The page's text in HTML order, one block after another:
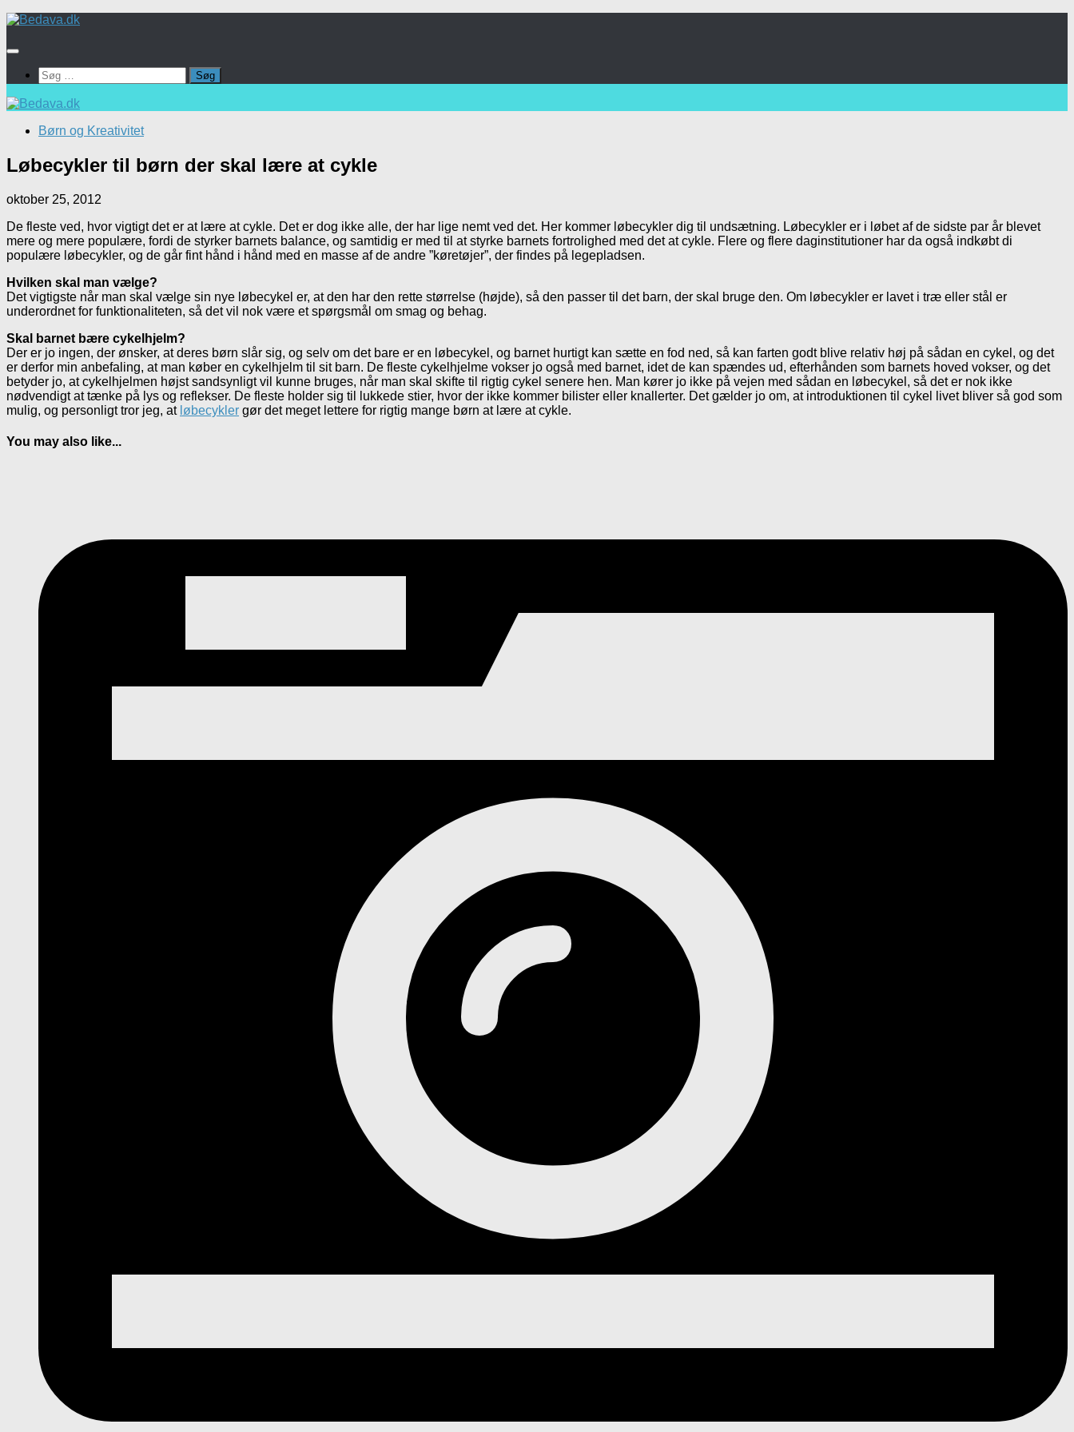
Skip
content
Søg
efter:
Børn og Kreativitet
Løbecykler til børn der skal lære at cykle
oktober 25, 2012
De fleste ved, hvor vigtigt det er at lære at cykle. Det er dog ikke alle, der har lige nemt ved det. Her kommer løbecykler dig til undsætning. Løbecykler er i løbet af de sidste par år blevet
mere og mere populære, fordi de styrker barnets balance, og samtidig er med til at styrke barnets fortrolighed med det at cykle. Flere og flere daginstitutioner har da også indkøbt di
populære løbecykler, og de går fint hånd i hånd med en masse af de andre ”køretøjer”, der findes på legepladsen.
Hvilken skal man vælge?
Det vigtigste når man skal vælge sin nye løbecykel er, at den har den rette størrelse (højde), så den passer til det barn, der skal bruge den. Om løbecykler er lavet i træ eller stål er
underordnet for funktionaliteten, så det vil nok være et spørgsmål om smag og behag.
Skal barnet bære cykelhjelm?
Der er jo ingen, der ønsker, at deres børn slår sig, og selv om det bare er en løbecykel, og barnet hurtigt kan sætte en fod ned, så kan farten godt blive relativ høj på sådan en cykel, og det
er derfor min anbefaling, at man køber en cykelhjelm til sit barn. De fleste cykelhjelme vokser jo også med barnet, idet de kan spændes ud, efterhånden som barnets hoved vokser, og det
betyder jo, at cykelhjelmen højst sandsynligt vil kunne bruges, når man skal skifte til rigtig cykel senere hen. Man kører jo ikke på vejen med sådan en løbecykel, så det er nok ikke
nødvendigt at tænke på lys og reflekser. De fleste holder sig til lukkede stier, hvor der ikke kommer bilister eller knallerter. Det gælder jo om, at introduktionen til cykel livet bliver så god som
mulig, og personligt tror jeg, at løbecykler gør det meget lettere for rigtig mange børn at lære at cykle.
You may also like...